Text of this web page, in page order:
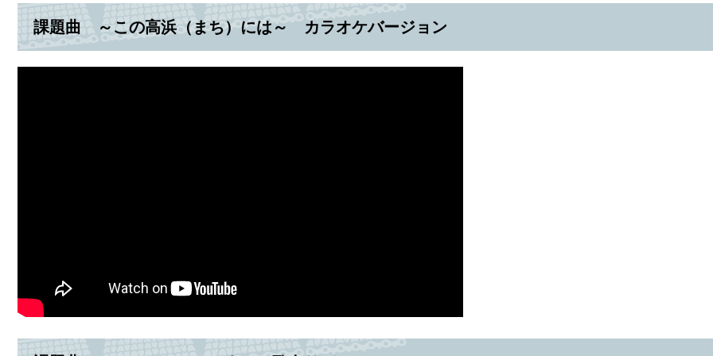
課題曲 ～この高浜（まち）には～ カラオケバージョン